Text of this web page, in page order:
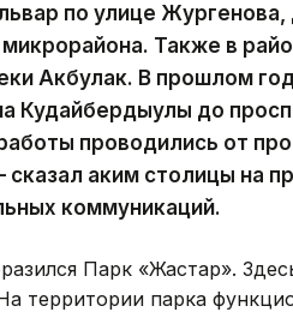
по улице Жургенова,
Также в
Акбулак. В прошлом
Кудайбердыулы до
проводились от
аким столицы на
коммуникаций.
Парк «Жастар».
территории парка